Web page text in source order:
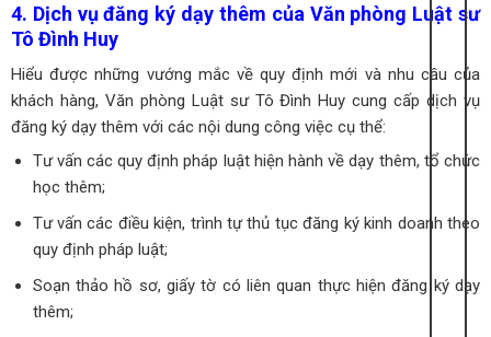
4. Dịch vụ đăng ký dạy thêm của Văn phòng Luật sư
Tô Đình Huy
Hiểu được những vướng mắc về quy định mới và nhu cầu của
khách hàng, Văn phòng Luật sư Tô Đình Huy cung cấp dịch vụ
đăng ký dạy thêm với các nội dung công việc cụ thể:
Tư vấn các quy định pháp luật hiện hành về dạy thêm, tổ chức
học thêm;
Tư vấn các điều kiện, trình tự thủ tục đăng ký kinh doanh theo
quy định pháp luật;
Soạn thảo hồ sơ, giấy tờ có liên quan thực hiện đăng ký dạy
thêm;